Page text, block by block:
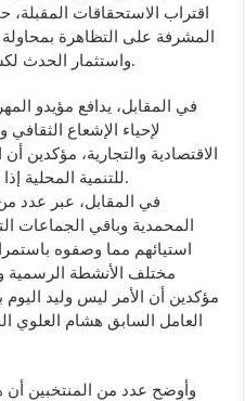
اقتراب الاستحقاقات
المشرفة على التظاهرة
واستثمار الحدث لكسب حضور سياسي وشعبي مبكر.
في المقابل، يدافع مؤيدو
لإحياء الإشعاع
الاقتصادية والتجارية، مؤكدين
للتنمية المحلية إذا تم تدبيرها بشكل متوازن وشفاف.
في المقابل، عبر عدد
المحمدية وباقي الجماعات
استيائهم مما وصفوه
مختلف الأنشطة الرسمية
مؤكدين أن الأمر ليس وليد
العامل السابق هشام العلوي
وأوضح عدد من المنتخبين